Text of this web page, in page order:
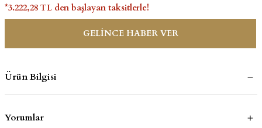
*3.222,28 TL den başlayan taksitlerle!
GELİNCE HABER VER
Ürün Bilgisi
Yorumlar